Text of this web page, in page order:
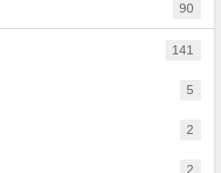
90
141
5
2
2